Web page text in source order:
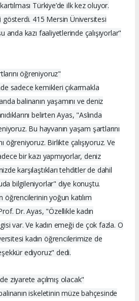
Türkiye’de ilk kez oluyor.
415 Mersin Üniversitesi
anda kazı faaliyetlerinde çalışıyorlar"
öğreniyoruz"
sadece kemikleri çıkarmakla
balinanın yaşamını ve deniz
belirten Ayas, "Aslında
Bu hayvanın yaşam şartlarını
öğreniyoruz. Birlikte çalışıyoruz. Ve
bir kazı yapmıyorlar, deniz
karşılaştıkları tehditler de dahil
bilgileniyorlar" diye konuştu.
öğrencilerinin yoğun katılım
Dr. Ayas, "Özellikle kadın
var. Ve kadın emeği de çok fazla. O
kadın öğrencilerimize de
ediyoruz" dedi.
ziyarete açılmış olacak"
iskeletinin müze bahçesinde